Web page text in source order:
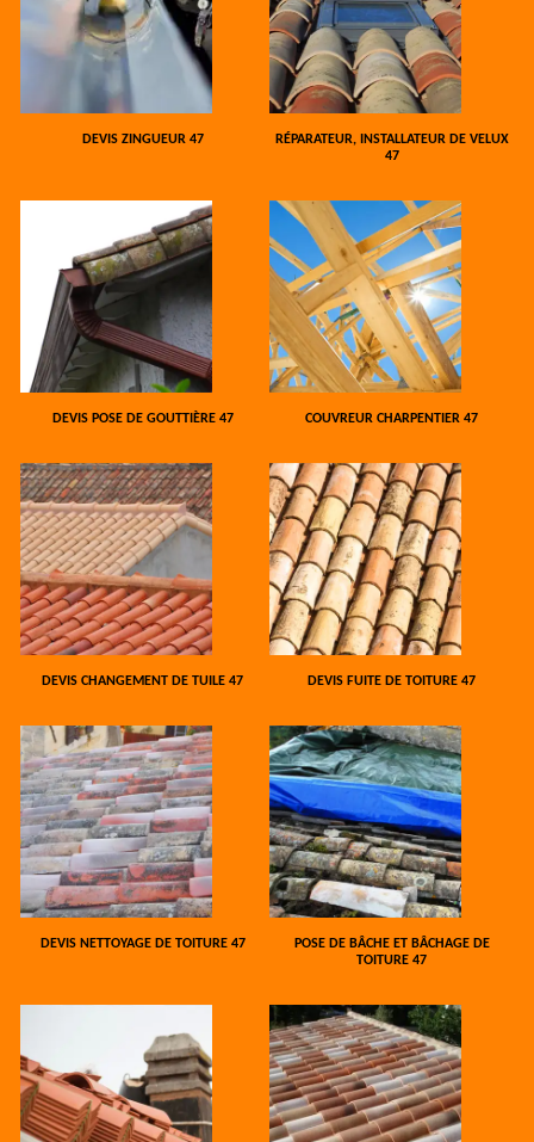
DEVIS ZINGUEUR 47
RÉPARATEUR, INSTALLATEUR DE VELUX
47
DEVIS POSE DE GOUTTIÈRE 47 COUVREUR CHARPENTIER 47
DEVIS CHANGEMENT DE TUILE 47 DEVIS FUITE DE TOITURE 47
DEVIS NETTOYAGE DE TOITURE 47
POSE DE BÂCHE ET BÂCHAGE DE
TOITURE 47